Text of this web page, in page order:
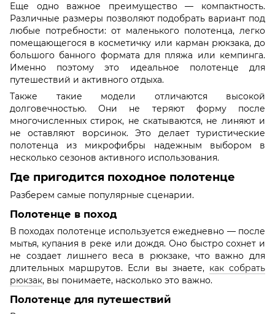
Еще одно важное преимущество — компактность.
Различные размеры позволяют подобрать вариант под
любые потребности: от маленького полотенца, легко
помещающегося в косметичку или карман рюкзака, до
большого банного формата для пляжа или кемпинга.
Именно поэтому это идеальное полотенце для
путешествий и активного отдыха.
Также такие модели отличаются высокой
долговечностью. Они не теряют форму после
многочисленных стирок, не скатываются, не линяют и
не оставляют ворсинок. Это делает туристические
полотенца из микрофибры надежным выбором в
несколько сезонов активного использования.
Где пригодится походное полотенце
Разберем самые популярные сценарии.
Полотенце в поход
В походах полотенце используется ежедневно — после
мытья, купания в реке или дождя. Оно быстро сохнет и
не создает лишнего веса в рюкзаке, что важно для
длительных маршрутов. Если вы знаете, как собрать
рюкзак, вы понимаете, насколько это важно.
Полотенце для путешествий